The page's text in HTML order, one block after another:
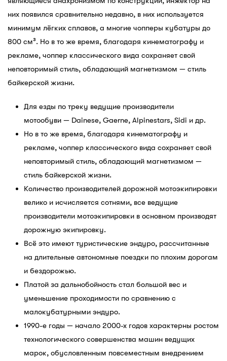
них появился сравнительно недавно, в них используется
минимум лёгких сплавов, а многие чопперы кубатуры до
800 см³. Но в то же время, благодаря кинематографу и
рекламе, чоппер классического вида сохраняет свой
неповторимый стиль, обладающий магнетизмом — стиль
байкерской жизни.
Для езды по треку ведущие производители
мотообуви — Dainese, Gaerne, Alpinestars, Sidi и др.
Но в то же время, благодаря кинематографу и
рекламе, чоппер классического вида сохраняет свой
неповторимый стиль, обладающий магнетизмом —
стиль байкерской жизни.
Количество производителей дорожной мотоэкипировки
велико и исчисляется сотнями, все ведущие
производители мотоэкипировки в основном производят
дорожную экипировку.
Всё это имеют туристические эндуро, рассчитанные
на длительные автономные поездки по плохим дорогам
и бездорожью.
Платой за дальнобойность стал большой вес и
уменьшение проходимости по сравнению с
малокубатурными эндуро.
1990-е годы — начало 2000-х годов характерны ростом
технологического совершенства машин ведущих
марок, обусловленным повсеместным внедрением